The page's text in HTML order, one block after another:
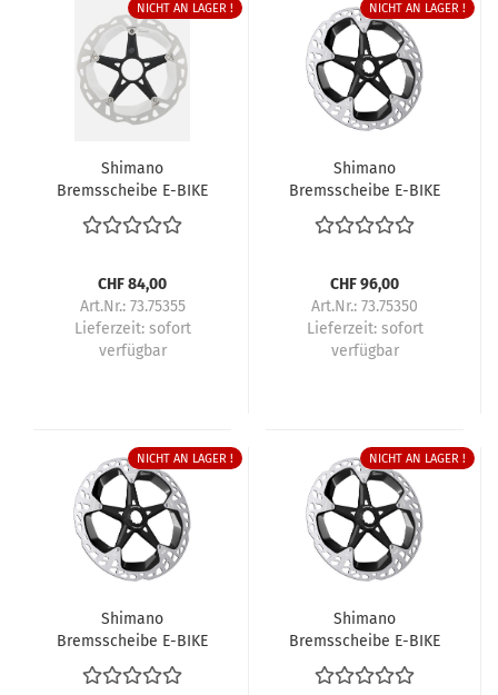
NICHT AN LAGER !
Shimano
Bremsscheibe E-BIKE
RT-EM810 203 mm
Center-Lock
CHF 84,00
Art.Nr.: 73.75355
Lieferzeit: sofort
verfügbar
NICHT AN LAGER !
Shimano
Bremsscheibe E-BIKE
RT-EM910 160 mm
Center-Lock
CHF 96,00
Art.Nr.: 73.75350
Lieferzeit: sofort
verfügbar
NICHT AN LAGER !
Shimano
Bremsscheibe E-BIKE
RT-EM910 180 mm
Center-Lock
NICHT AN LAGER !
Shimano
Bremsscheibe E-BIKE
RT-EM910 203 mm
Center-Lock